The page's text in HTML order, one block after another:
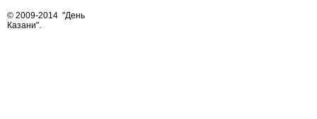
© 2009-2014 "День
Казани".